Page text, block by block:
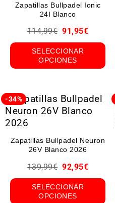
Zapatillas Bullpadel Ionic
24I Blanco
114,99€ 91,95€
SELECCIONAR
OPCIONES
-34%
Zapatillas Bullpadel Neuron
26V Blanco 2026
139,99€ 92,95€
SELECCIONAR
OPCIONES